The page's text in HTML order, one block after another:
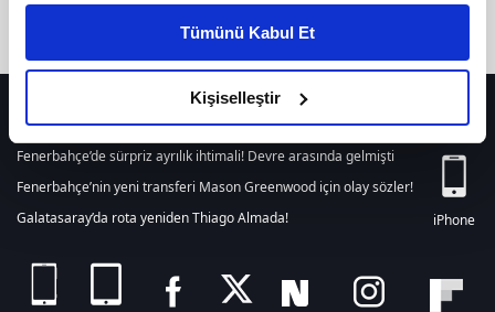
daha iyi reklam deneyimi yaşatabiliriz. Bunu yaparken
amacımızın size daha iyi bir reklam deneyimi sunmak
olduğunu ve sizlere en iyi içerikleri sunabilmek adına
elimizden gelen çabayı gösterdiğimizi ve bu noktada,
reklamların maliyetlerimizi karşılamak noktasında tek gelir
Her halükârda, kullanıcılar, bu çerezlere izin vermedikleri
gösterilmeyecektir."
Tümünü Kabul Et
KişiselleştirHER YERDE!
Fenerbahçe’de sürpriz ayrılık ihtimali! Devre arasında gelmişti
Fenerbahçe’nin yeni transferi Mason Greenwood için olay sözler!
Galatasaray’da rota yeniden Thiago Almada!
iPhone